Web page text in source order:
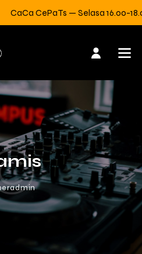
CaCa CePaTs — Selasa 16.00-18.00